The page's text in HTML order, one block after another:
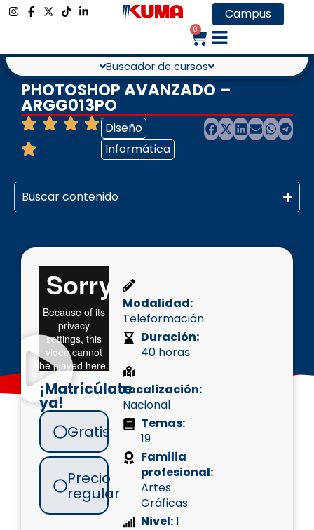
Campus
0
Buscador de cursos
PHOTOSHOP AVANZADO –
ARGG013PO
Diseño
Informática
Buscar contenido
¡Matricúlate
ya!
Gratis
Precio
regular
Modalidad:
Teleformación
Duración:
40 horas
Localización:
Nacional
Temas:
19
Familia
profesional:
Artes
Gráficas
Nivel:1